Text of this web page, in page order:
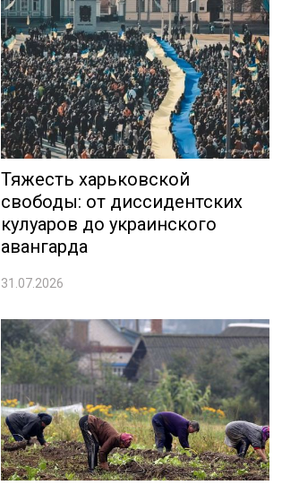
Тяжесть харьковской
свободы: от диссидентских
кулуаров до украинского
авангарда
31.07.2026